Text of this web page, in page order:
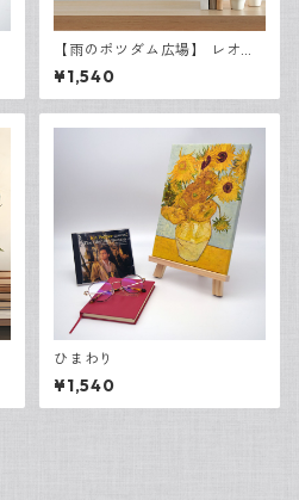
【雨のポツダム広場】 レオ・
レッサー・ユリィ キャンバ
スF3
¥1,540
ひまわり
¥1,540